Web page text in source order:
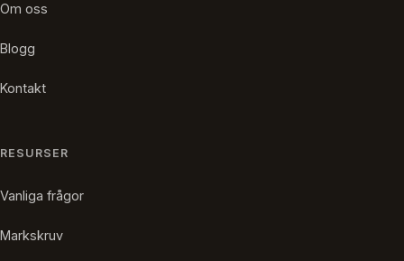
Om oss
Blogg
Kontakt
RESURSER
Vanliga frågor
Markskruv